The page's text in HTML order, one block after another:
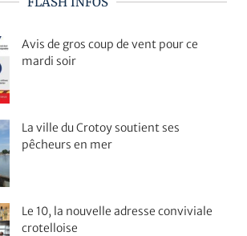
Avis de gros coup de vent pour ce
mardi soir
La ville du Crotoy soutient ses
pêcheurs en mer
Le 10, la nouvelle adresse conviviale
crotelloise